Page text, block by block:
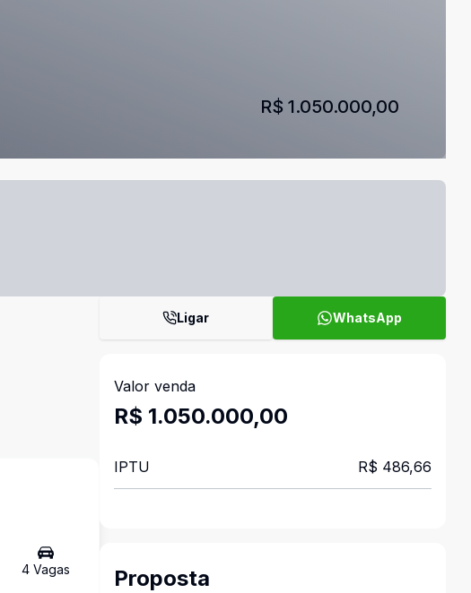
R$ 1.050.000,00
4Vagas
Ligar WhatsApp
Valor venda
R$ 1.050.000,00
IPTU R$ 486,66
Proposta